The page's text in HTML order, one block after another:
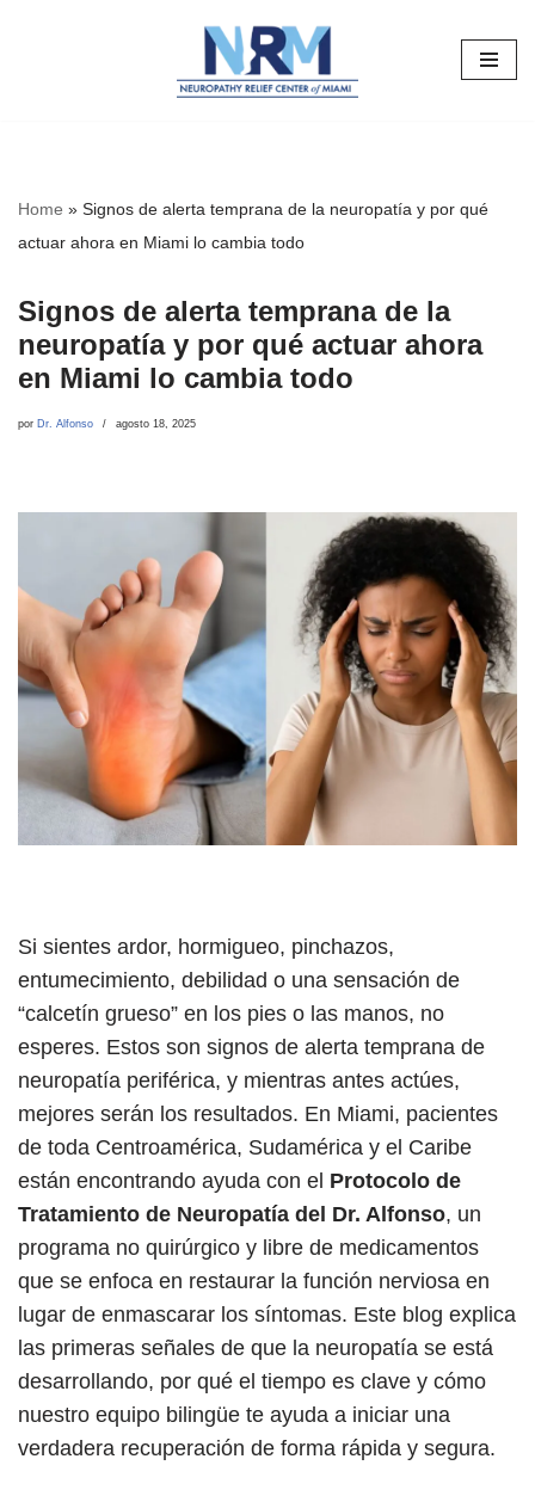
Home » Signos de alerta temprana de la neuropatía y por qué
actuar ahora en Miami lo cambia todo
Signos de alerta temprana de la
neuropatía y por qué actuar ahora
en Miami lo cambia todo
por Dr. Alfonso agosto 18, 2025
Si sientes ardor, hormigueo, pinchazos,
entumecimiento, debilidad o una sensación de
“calcetín grueso” en los pies o las manos, no
esperes. Estos son signos de alerta temprana de
neuropatía periférica, y mientras antes actúes,
mejores serán los resultados. En Miami, pacientes
de toda Centroamérica, Sudamérica y el Caribe
están encontrando ayuda con el Protocolo de
Tratamiento de Neuropatía del Dr. Alfonso, un
programa no quirúrgico y libre de medicamentos
que se enfoca en restaurar la función nerviosa en
lugar de enmascarar los síntomas. Este blog explica
las primeras señales de que la neuropatía se está
desarrollando, por qué el tiempo es clave y cómo
nuestro equipo bilingüe te ayuda a iniciar una
verdadera recuperación de forma rápida y segura.